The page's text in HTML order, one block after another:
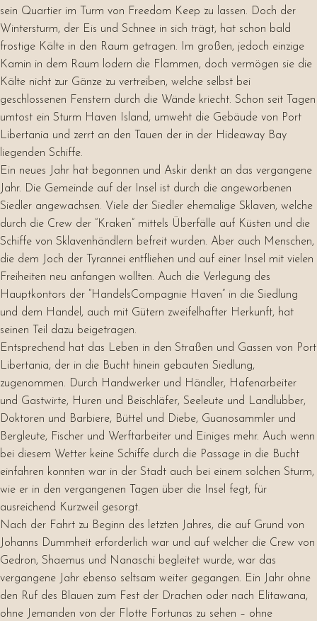
sein Quartier im Turm von Freedom Keep zu lassen. Doch der
Wintersturm, der Eis und Schnee in sich trägt, hat schon bald
frostige Kälte in den Raum getragen. Im großen, jedoch einzige
Kamin in dem Raum lodern die Flammen, doch vermögen sie die
Kälte nicht zur Gänze zu vertreiben, welche selbst bei
geschlossenen Fenstern durch die Wände kriecht. Schon seit Tagen
umtost ein Sturm Haven Island, umweht die Gebäude von Port
Libertania und zerrt an den Tauen der in der Hideaway Bay
liegenden Schiffe.
Ein neues Jahr hat begonnen und Askir denkt an das vergangene
Jahr. Die Gemeinde auf der Insel ist durch die angeworbenen
Siedler angewachsen. Viele der Siedler ehemalige Sklaven, welche
durch die Crew der “Kraken” mittels Überfälle auf Küsten und die
Schiffe von Sklavenhändlern befreit wurden. Aber auch Menschen,
die dem Joch der Tyrannei entfliehen und auf einer Insel mit vielen
Freiheiten neu anfangen wollten. Auch die Verlegung des
Hauptkontors der “HandelsCompagnie Haven” in die Siedlung
und dem Handel, auch mit Gütern zweifelhafter Herkunft, hat
seinen Teil dazu beigetragen.
Entsprechend hat das Leben in den Straßen und Gassen von Port
Libertania, der in die Bucht hinein gebauten Siedlung,
zugenommen. Durch Handwerker und Händler, Hafenarbeiter
und Gastwirte, Huren und Beischläfer, Seeleute und Landlubber,
Doktoren und Barbiere, Büttel und Diebe, Guanosammler und
Bergleute, Fischer und Werftarbeiter und Einiges mehr. Auch wenn
bei diesem Wetter keine Schiffe durch die Passage in die Bucht
einfahren konnten war in der Stadt auch bei einem solchen Sturm,
wie er in den vergangenen Tagen über die Insel fegt, für
ausreichend Kurzweil gesorgt.
Nach der Fahrt zu Beginn des letzten Jahres, die auf Grund von
Johanns Dummheit erforderlich war und auf welcher die Crew von
Gedron, Shaemus und Nanaschi begleitet wurde, war das
vergangene Jahr ebenso seltsam weiter gegangen. Ein Jahr ohne
den Ruf des Blauen zum Fest der Drachen oder nach Elitawana,
ohne Jemanden von der Flotte Fortunas zu sehen – ohne